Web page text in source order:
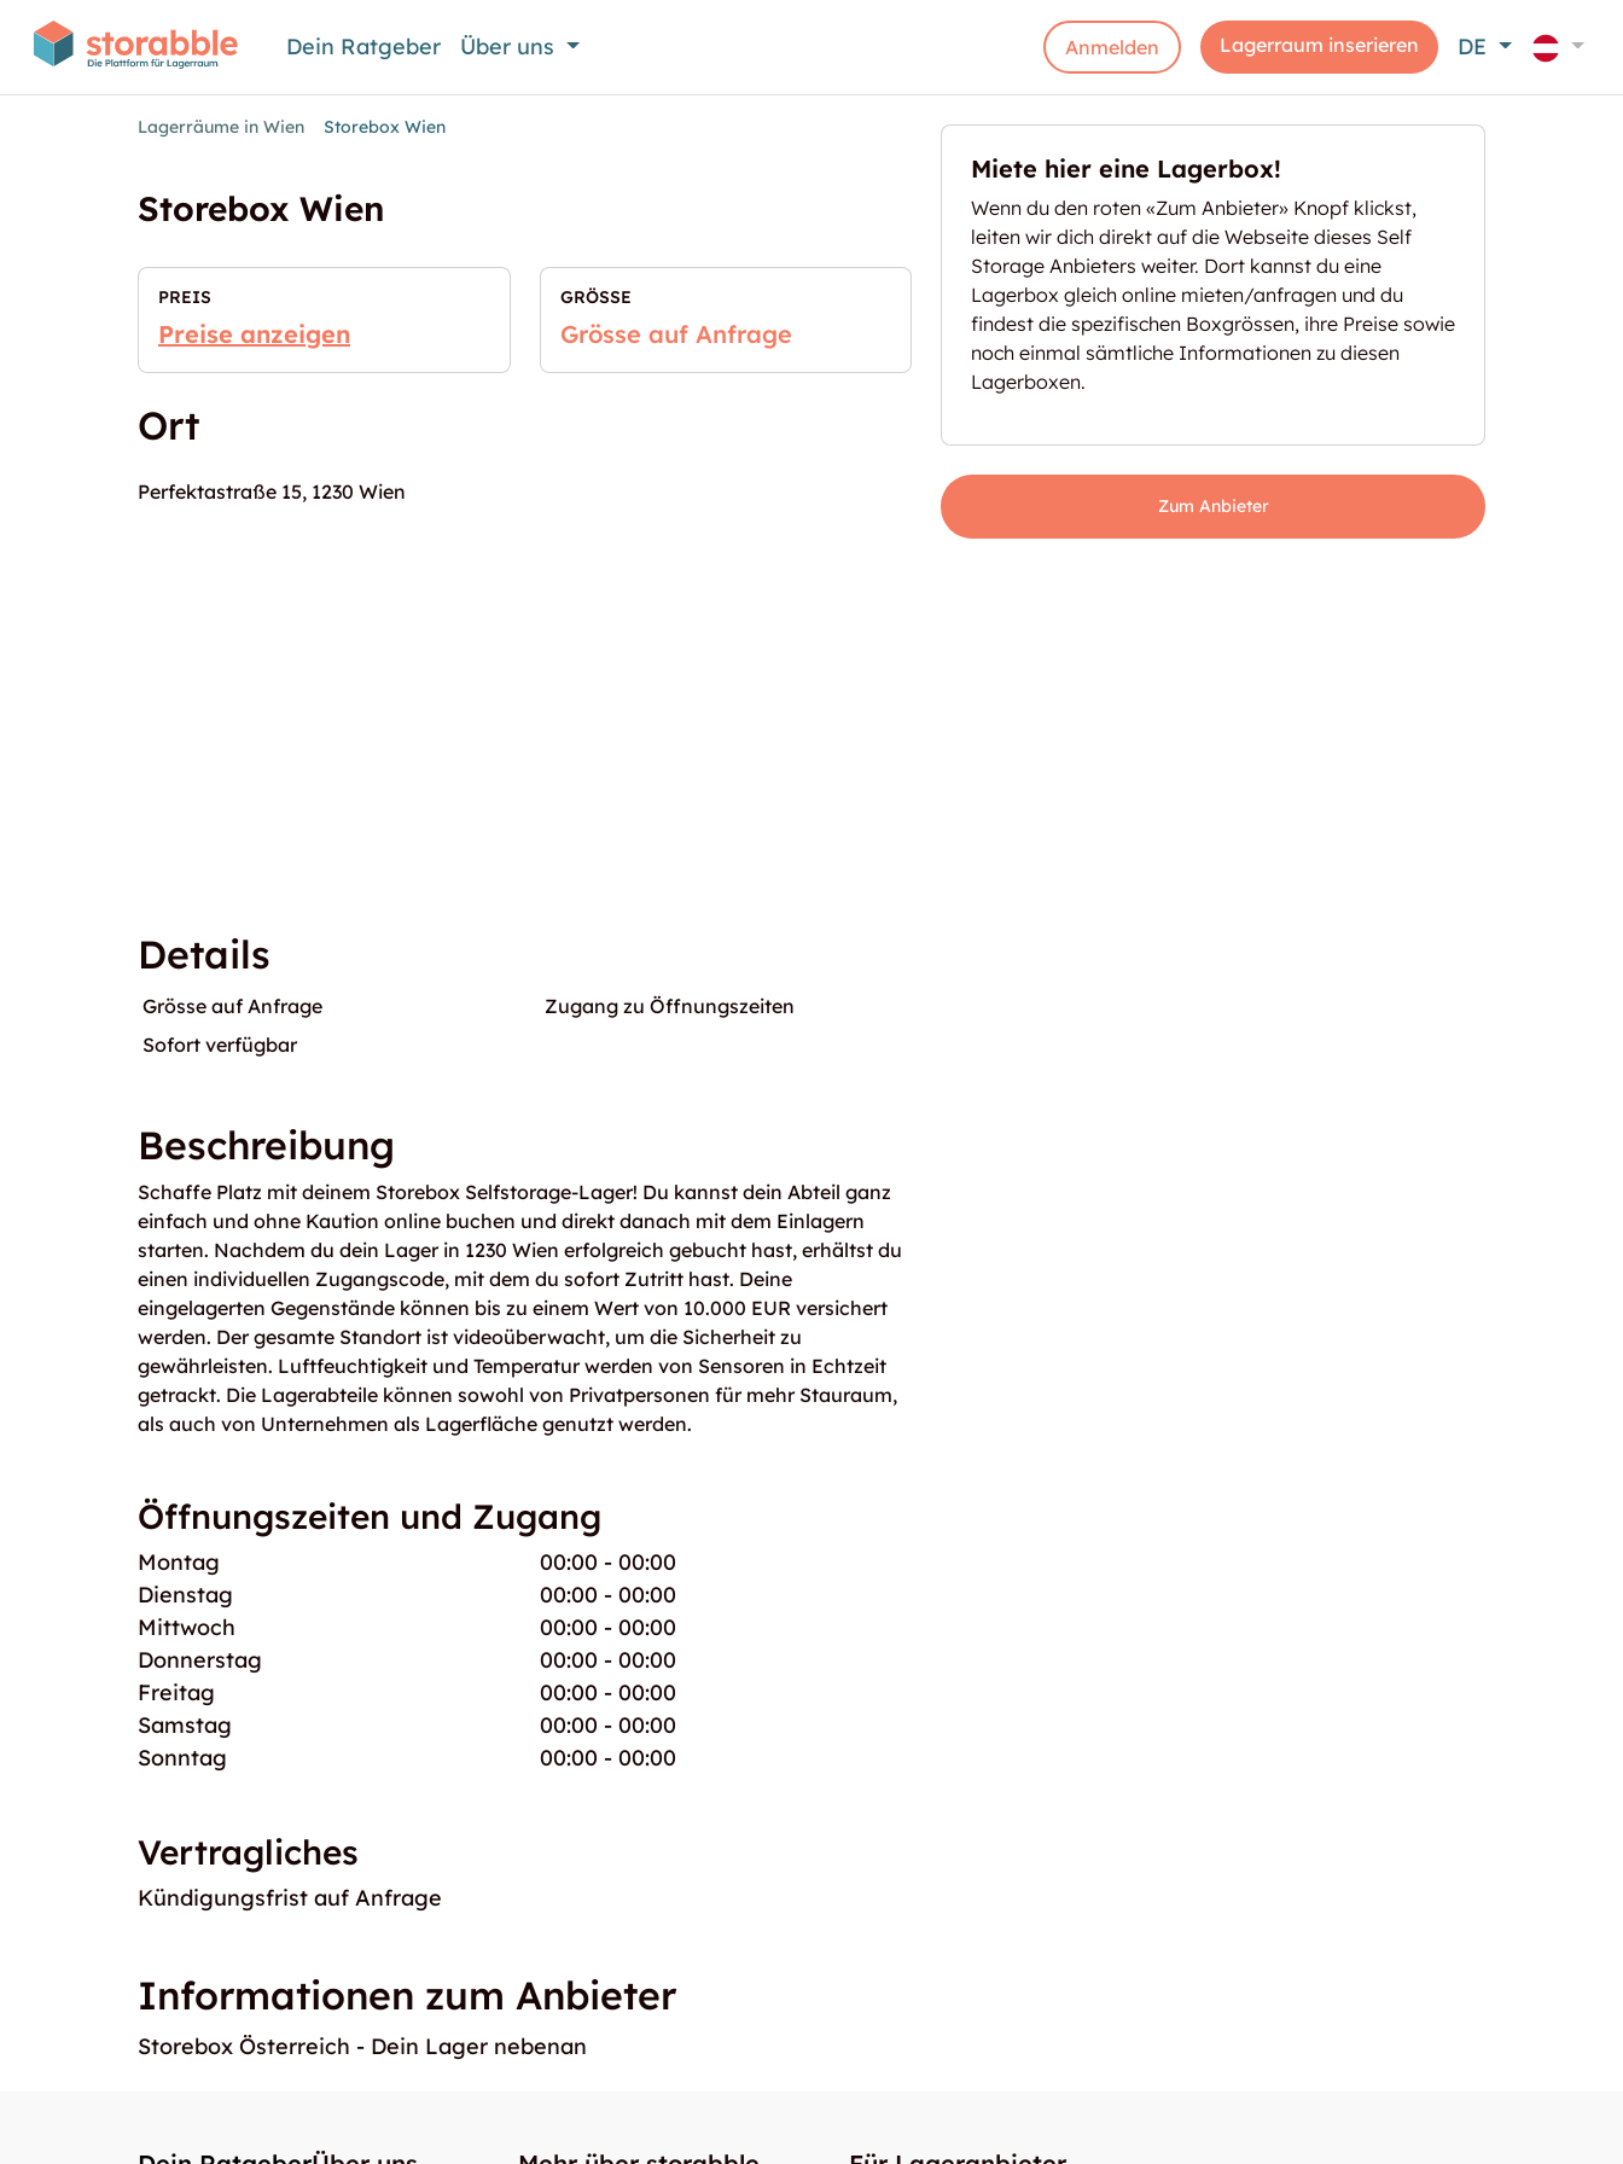
Dein Ratgeber Über uns Anmelden Lagerraum inserieren DE
Lagerräume in Wien Storebox Wien
Storebox Wien
PREIS
Preise anzeigen
GRÖSSE
Grösse auf Anfrage
Ort
Perfektastraße 15, 1230 Wien
Details
Grösse auf Anfrage
Zugang zu Öffnungszeiten
Sofort verfügbar
Beschreibung
Schaffe Platz mit deinem Storebox Selfstorage-Lager! Du kannst dein Abteil ganz
einfach und ohne Kaution online buchen und direkt danach mit dem Einlagern
starten. Nachdem du dein Lager in 1230 Wien erfolgreich gebucht hast, erhältst du
einen individuellen Zugangscode, mit dem du sofort Zutritt hast. Deine
eingelagerten Gegenstände können bis zu einem Wert von 10.000 EUR versichert
werden. Der gesamte Standort ist videoüberwacht, um die Sicherheit zu
gewährleisten. Luftfeuchtigkeit und Temperatur werden von Sensoren in Echtzeit
getrackt. Die Lagerabteile können sowohl von Privatpersonen für mehr Stauraum,
als auch von Unternehmen als Lagerfläche genutzt werden.
Öffnungszeiten und Zugang
Montag
00:00 - 00:00
Dienstag
00:00 - 00:00
Mittwoch
00:00 - 00:00
Donnerstag
00:00 - 00:00
Freitag
00:00 - 00:00
Samstag
00:00 - 00:00
Sonntag
00:00 - 00:00
Vertragliches
Kündigungsfrist auf Anfrage
Informationen zum Anbieter
Storebox Österreich - Dein Lager nebenan
Miete hier eine Lagerbox!
Wenn du den roten «Zum Anbieter» Knopf klickst,
leiten wir dich direkt auf die Webseite dieses Self
Storage Anbieters weiter. Dort kannst du eine
Lagerbox gleich online mieten/anfragen und du
findest die spezifischen Boxgrössen, ihre Preise sowie
noch einmal sämtliche Informationen zu diesen
Lagerboxen.
Zum Anbieter